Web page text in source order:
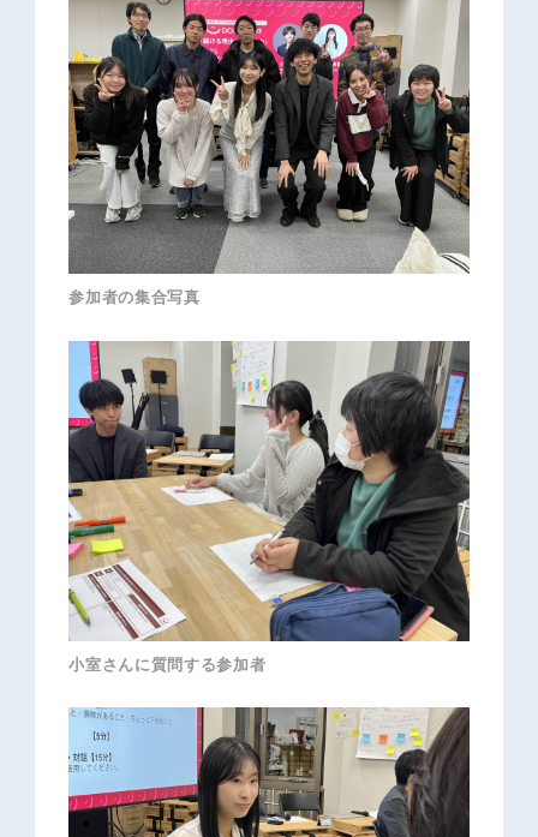
参加者の集合写真
小室さんに質問する参加者